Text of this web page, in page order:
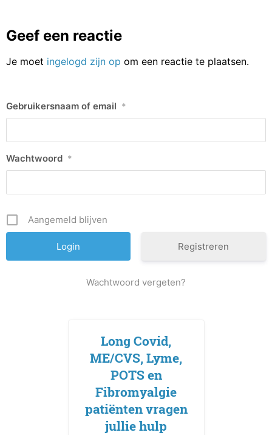
Geef een reactie
Je moet ingelogd zijn op om een reactie te plaatsen.
Gebruikersnaam of email *
Wachtwoord *
Aangemeld blijven
Registreren
Wachtwoord vergeten?
Long Covid,
ME/CVS, Lyme,
POTS en
Fibromyalgie
patiënten vragen
jullie hulp